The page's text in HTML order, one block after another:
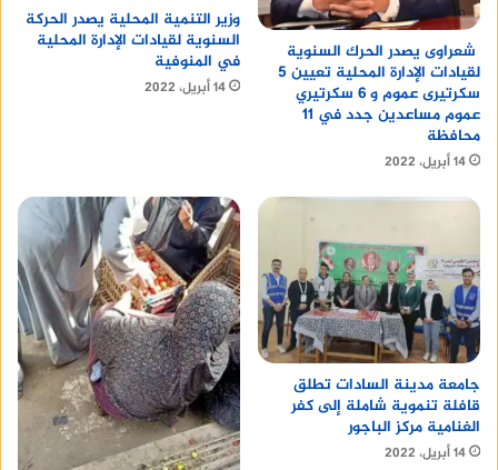
شعراوى يصدر الحرك السنوية
لقيادات الإدارة المحلية تعيين 5
سكرتيرى عموم و 6 سكرتيري
عموم مساعدين جدد في 11
محافظة
14 أبريل، 2022
وزير التنمية المحلية يصدر الحركة
السنوية لقيادات الإدارة المحلية
في المنوفية
14 أبريل، 2022
جامعة مدينة السادات تطلق
قافلة تنموية شاملة إلى كفر
الغنامية مركز الباجور
14 أبريل، 2022